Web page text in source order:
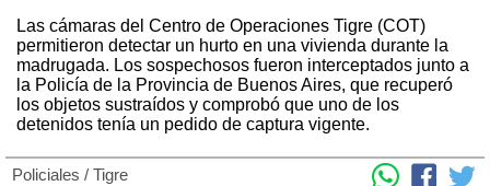
Las cámaras del Centro de Operaciones Tigre (COT)
permitieron detectar un hurto en una vivienda durante la
madrugada. Los sospechosos fueron interceptados junto a
la Policía de la Provincia de Buenos Aires, que recuperó
los objetos sustraídos y comprobó que uno de los
detenidos tenía un pedido de captura vigente.
Policiales / Tigre